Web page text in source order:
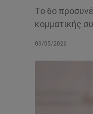
Το 6ο
κομματικής
09/05/2026